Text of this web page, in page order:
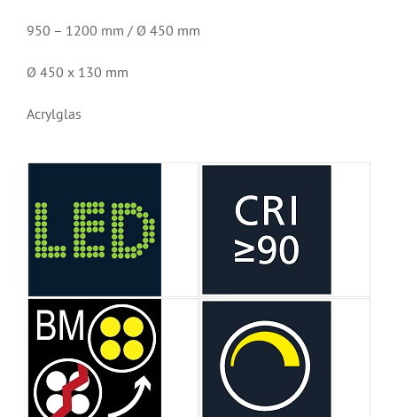
950 – 1200 mm / Ø 450 mm
Ø 450 x 130 mm
Acrylglas